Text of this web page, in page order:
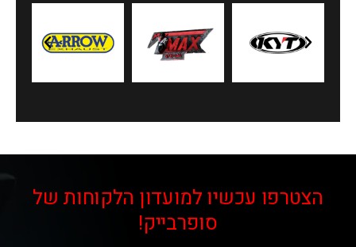
הצטרפו עכשיו למועדון הלקוחות של
סופרבייק!